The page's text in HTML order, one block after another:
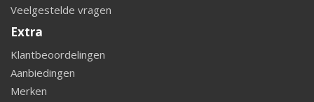
Veelgestelde vragen
Extra
Klantbeoordelingen
Aanbiedingen
Merken